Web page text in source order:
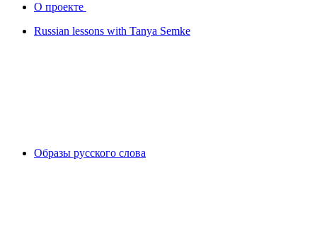
О проекте
Russian lessons with Tanya Semke
Образы русского слова